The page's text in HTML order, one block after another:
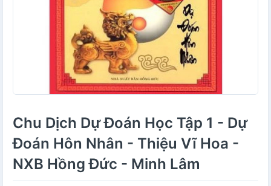
Chu Dịch Dự Đoán Học Tập 1 - Dự
Đoán Hôn Nhân - Thiệu Vĩ Hoa -
NXB Hồng Đức - Minh Lâm